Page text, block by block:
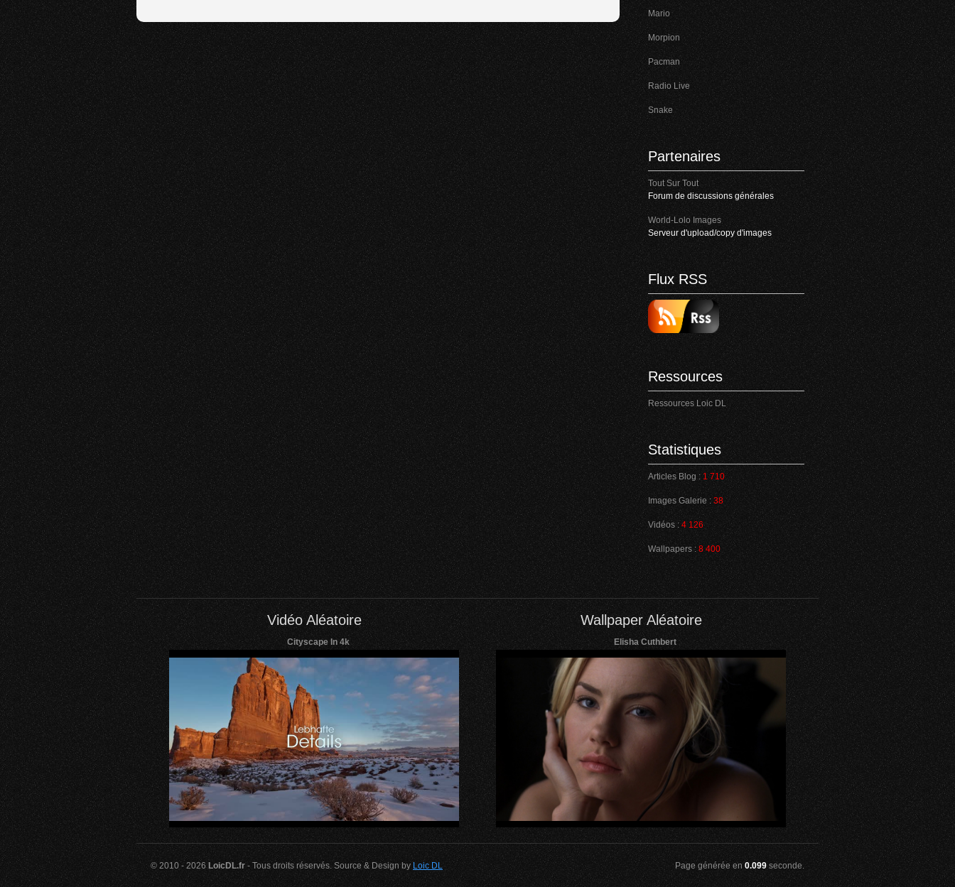
Mario
Morpion
Pacman
Radio Live
Snake
Partenaires
Tout Sur Tout
Forum de discussions générales
World-Lolo Images
Serveur d'upload/copy d'images
Flux RSS
Ressources
Ressources Loic DL
Statistiques
Articles Blog : 1 710
Images Galerie : 38
Vidéos : 4 126
Wallpapers :8 400
Vidéo Aléatoire
Cityscape In 4k
Wallpaper Aléatoire
Elisha Cuthbert
© 2010 - 2026LoicDL.fr - Tous droits réservés. Source & Design by Loic DL Page générée en 0.099 seconde.